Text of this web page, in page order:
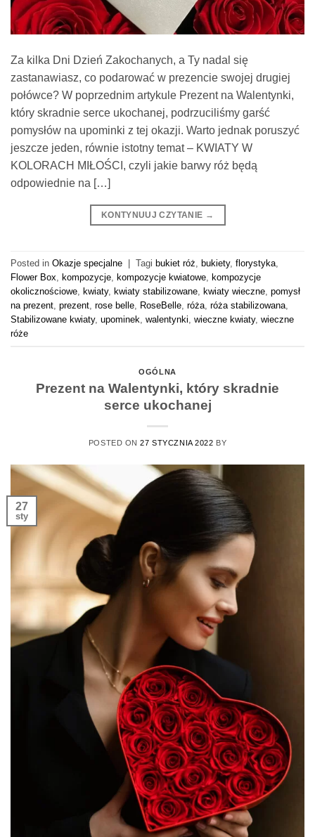
Za kilka Dni Dzień Zakochanych, a Ty nadal się
zastanawiasz, co podarować w prezencie swojej drugiej
połówce? W poprzednim artykule Prezent na Walentynki,
który skradnie serce ukochanej, podrzuciliśmy garść
pomysłów na upominki z tej okazji. Warto jednak poruszyć
jeszcze jeden, równie istotny temat – KWIATY W
KOLORACH MIŁOŚCI, czyli jakie barwy róż będą
odpowiednie na […]
KONTYNUUJ CZYTANIE →
Posted in Okazje specjalne | Tagi bukiet róż bukiety, florystyka
Flower Box kompozycje kompozycje kwiatowe kompozycje
okolicznościowe kwiaty, kwiaty stabilizowane kwiaty wieczne pomysł
na prezent prezent rose belle RoseBelle róża róża stabilizowana
Stabilizowane kwiaty, upominek walentynki wieczne kwiaty, wieczne
róże
OGÓLNA
Prezent na Walentynki, który skradnie
serce ukochanej
POSTED ON27 STYCZNIA 2022 BY
27
sty